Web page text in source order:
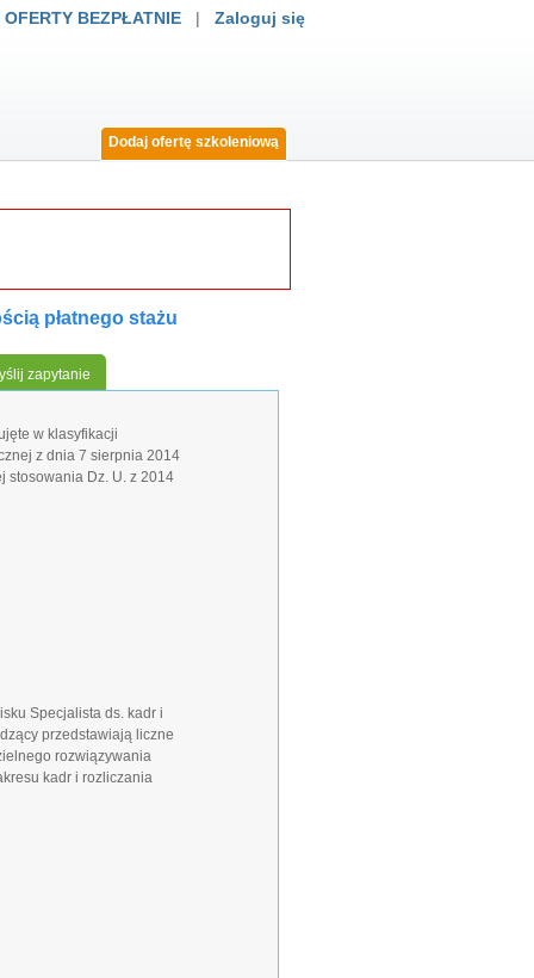
BEZPŁATNIE | Zaloguj się
Dodaj ofertę szkoleniową
płatnego stażu
zapytanie
w klasyfikacji
z dnia 7 sierpnia 2014
stosowania Dz. U. z 2014
Specjalista ds. kadr i
przedstawiają liczne
rozwiązywania
kadr i rozliczania